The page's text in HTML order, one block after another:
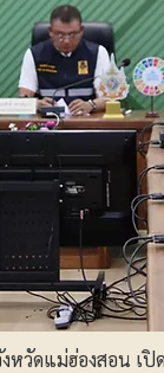
วัดแม่ฮ่องสอน เปิ